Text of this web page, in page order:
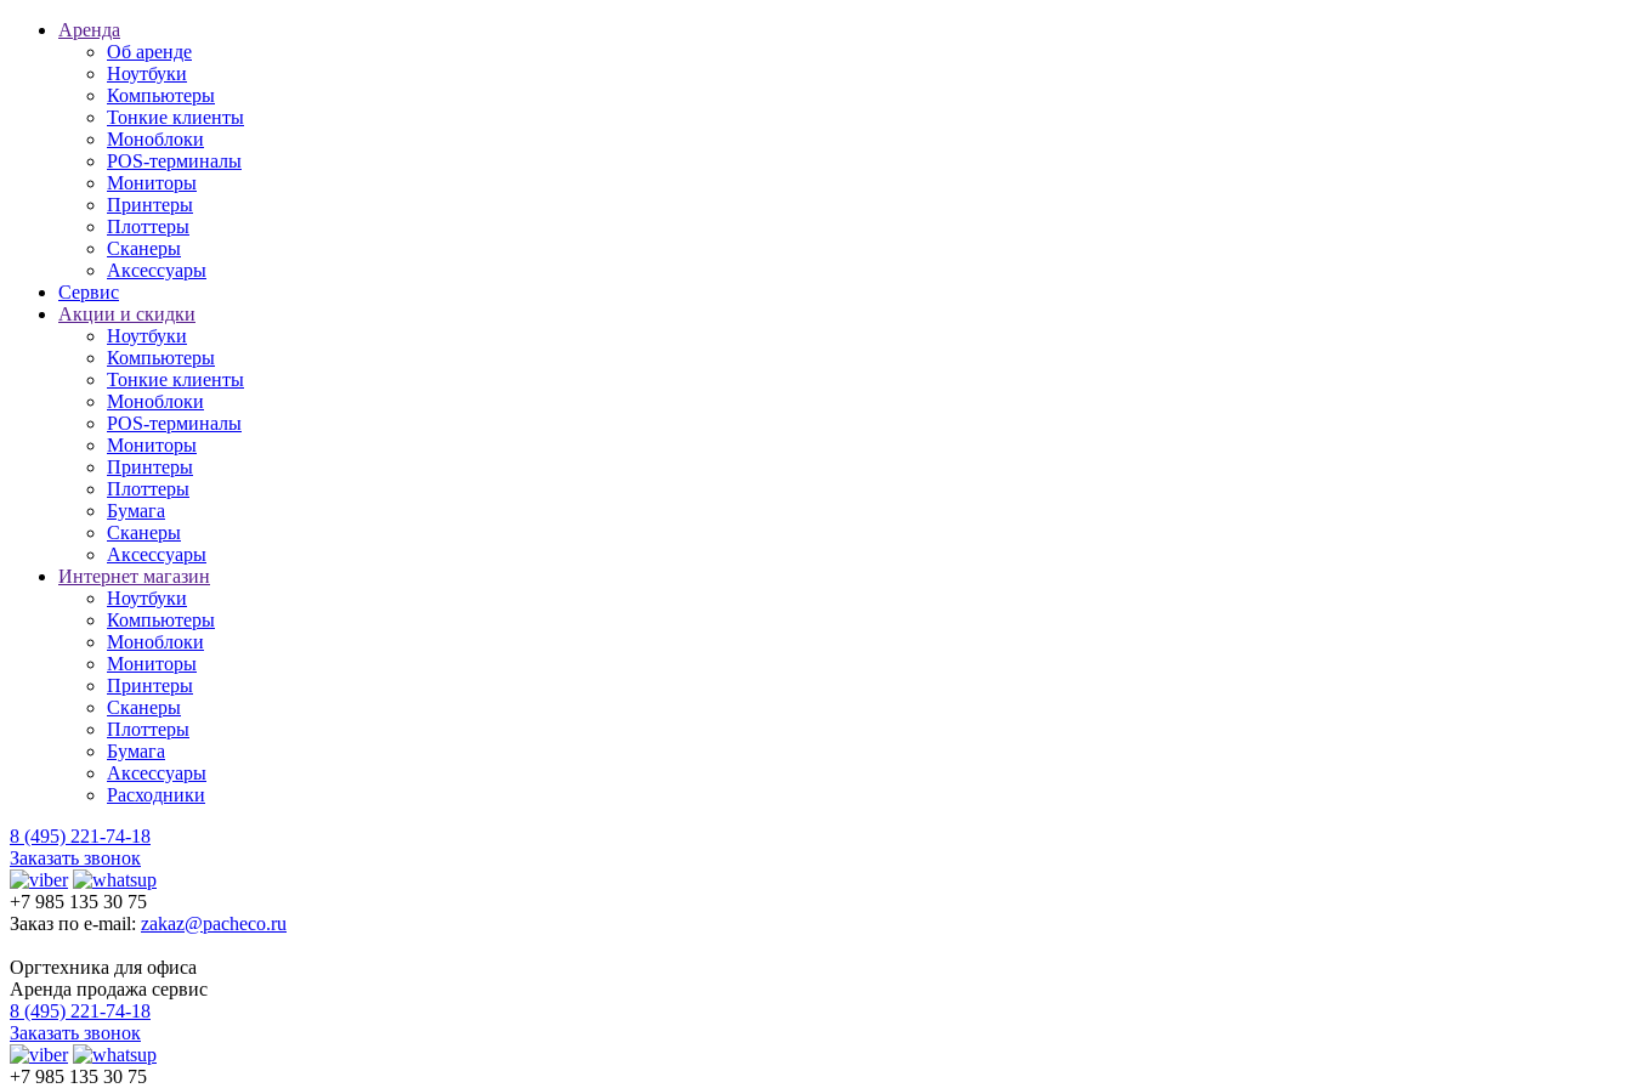
Аренда
Об аренде
Ноутбуки
Компьютеры
Тонкие клиенты
Моноблоки
POS-терминалы
Мониторы
Принтеры
Плоттеры
Сканеры
Аксессуары
Сервис
Акции и скидки
Ноутбуки
Компьютеры
Тонкие клиенты
Моноблоки
POS-терминалы
Мониторы
Принтеры
Плоттеры
Бумага
Сканеры
Аксессуары
Интернет магазин
Ноутбуки
Компьютеры
Моноблоки
Мониторы
Принтеры
Сканеры
Плоттеры
Бумага
Аксессуары
Расходники
8 (495) 221-74-18
Заказать звонок
+7 985 135 30 75
Заказ по e-mail: zakaz@pacheco.ru
Оргтехника для офиса
Аренда продажа сервис
8 (495) 221-74-18
Заказать звонок
+7 985 135 30 75